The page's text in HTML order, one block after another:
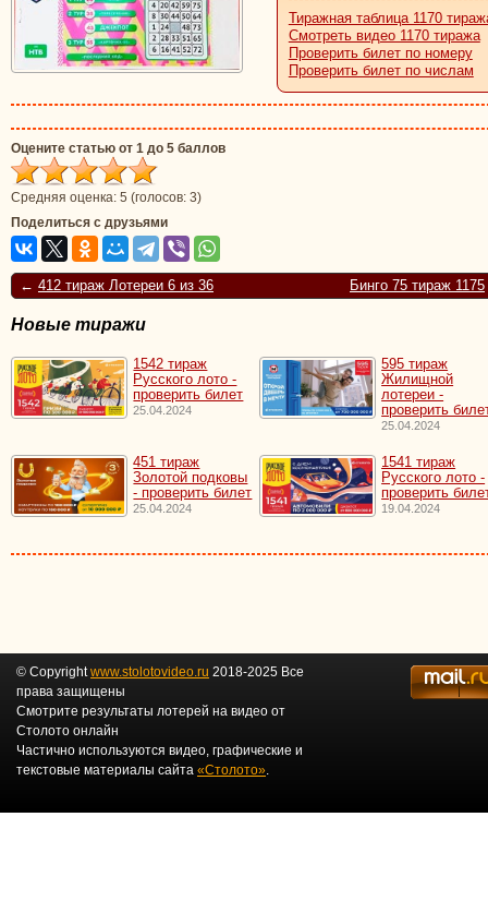
Тиражная таблица 1170
Смотреть видео 1170 тиража
Проверить билет по номеру
Проверить билет по числам
Оцените статью от 1 до 5 баллов
Средняя оценка: 5 (голосов: 3)
Поделиться с друзьями
← 412 тираж Лотереи 6 из 36 Бинго 75 тираж 1175
Новые тиражи
1542 тираж
Русского лото -
проверить билет
25.04.2024
595 тираж
Жилищной
лотереи -
проверить
25.04.2024
451 тираж
Золотой подковы
- проверить билет
25.04.2024
1541 тираж
Русского лото -
проверить
19.04.2024
© Copyrightwww.stolotovideo.ru 2018-2025 Все
права защищены
Смотрите результаты лотерей на видео от
Столото онлайн
Частично используются видео, графические и
текстовые материалы сайта «Столото».